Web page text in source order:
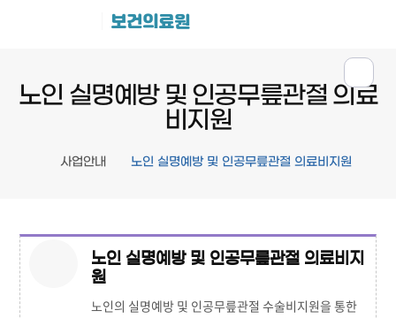
보건의료원
노인 실명예방 및 인공무릎관절 의료
비지원
사업안내 노인 실명예방 및 인공무릎관절 의료비지원
노인 실명예방 및 인공무릎관절 의료비지
원
노인의 실명예방 및 인공무릎관절 수술비지원을 통한